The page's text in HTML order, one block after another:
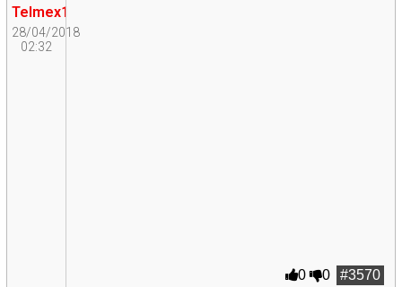
Telmex1
28/04/2018
02:32
#3570
0 0